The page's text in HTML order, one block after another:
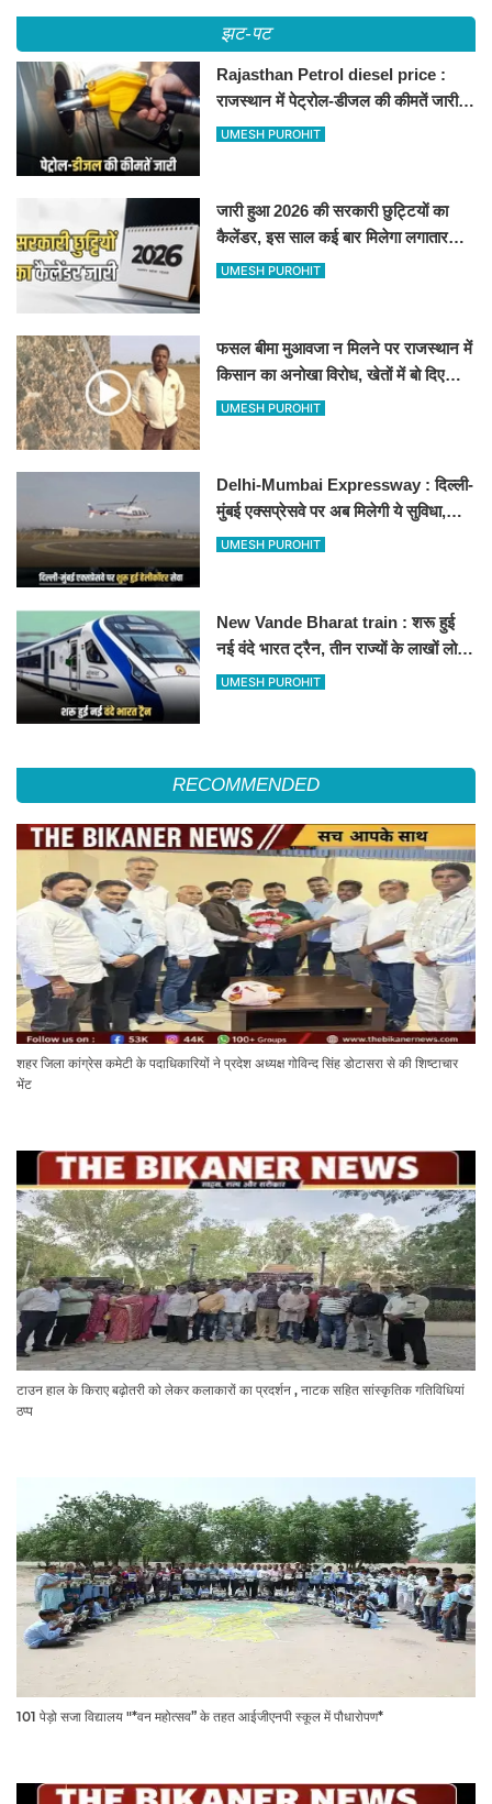
झट-पट
Rajasthan Petrol diesel price :
राजस्थान में पेट्रोल-डीजल की कीमतें जारी,
जानिए बीकानेर समेत पुरे प्रदेश में नए रेट
UMESH PUROHIT
जारी हुआ 2026 की सरकारी छुट्टियों का
कैलेंडर, इस साल कई बार मिलेगा लगातार
अवकाश, देखें
UMESH PUROHIT
फसल बीमा मुआवजा न मिलने पर राजस्थान में
किसान का अनोखा विरोध, खेतों में बो दिए
500-500 रुपए के नोट, वीडियो वायरल
UMESH PUROHIT
Delhi-Mumbai Expressway : दिल्ली-
मुंबई एक्सप्रेसवे पर अब मिलेगी ये सुविधा,
हेलीकॉप्टर सर्विस से तुरंत घायल पहुंचेगा
UMESH PUROHIT
New Vande Bharat train : शरू हुई
नई वंदे भारत ट्रैन, तीन राज्यों के लाखों लोगों
का सफर होगा आसान, देखें पूरा रूटमैप
UMESH PUROHIT
RECOMMENDED
शहर जिला कांग्रेस कमेटी के पदाधिकारियों ने प्रदेश अध्यक्ष गोविन्द सिंह डोटासरा से की शिष्टाचार
भेंट
टाउन हाल के किराए बढ़ोतरी को लेकर कलाकारों का प्रदर्शन , नाटक सहित सांस्कृतिक गतिविधियां
ठप्प
101 पेड़ो सजा विद्यालय "*वन महोत्सव” के तहत आईजीएनपी स्कूल में पौधारोपण*